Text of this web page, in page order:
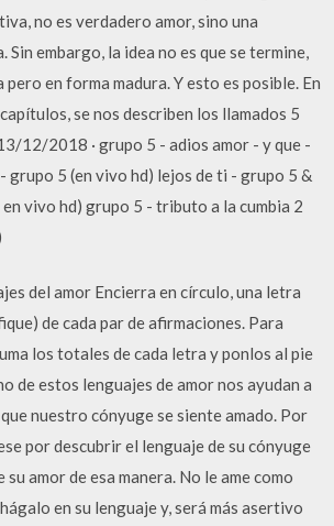
no es verdadero amor, sino una
embargo, la idea no es que se termine,
pero en forma madura. Y esto es posible. En
se nos describen los llamados 5
12/2018 · grupo 5 - adios amor - y que -
grupo 5 (en vivo hd) lejos de ti - grupo 5 &
vivo hd) grupo 5 - tributo a la cumbia 2
del amor Encierra en círculo, una letra
de cada par de afirmaciones. Para
los totales de cada letra y ponlos al pie
de estos lenguajes de amor nos ayudan a
nuestro cónyuge se siente amado. Por
por descubrir el lenguaje de su cónyuge
amor de esa manera. No le ame como
en su lenguaje y, será más asertivo